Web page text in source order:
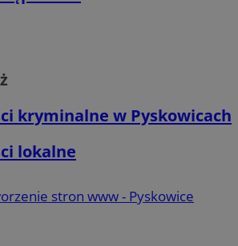
kryminalne w Pyskowicach
lokalne
stron www - Pyskowice